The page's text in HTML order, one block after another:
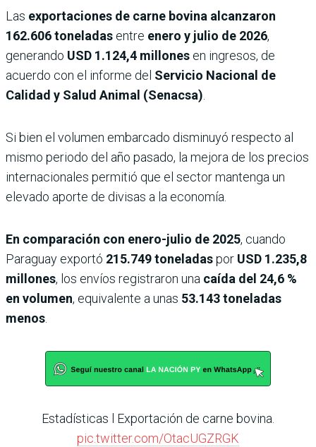
Las exportaciones de carne bovina alcanzaron
162.606 toneladas entre enero y julio de 2026,
generando USD 1.124,4 millones en ingresos, de
acuerdo con el informe del Servicio Nacional de
Calidad y Salud Animal (Senacsa).
Si bien el volumen embarcado disminuyó respecto al
mismo periodo del año pasado, la mejora de los precios
internacionales permitió que el sector mantenga un
elevado aporte de divisas a la economía.
En comparación con enero-julio de 2025, cuando
Paraguay exportó 215.749 toneladaspor USD 1.235,8
millones, los envíos registraron una caída del 24,6 %
en volumen, equivalente a unas 53.143 toneladas
menos.
Estadísticas l Exportación de carne bovina.
pic.twitter.com/OtacUGZRGK